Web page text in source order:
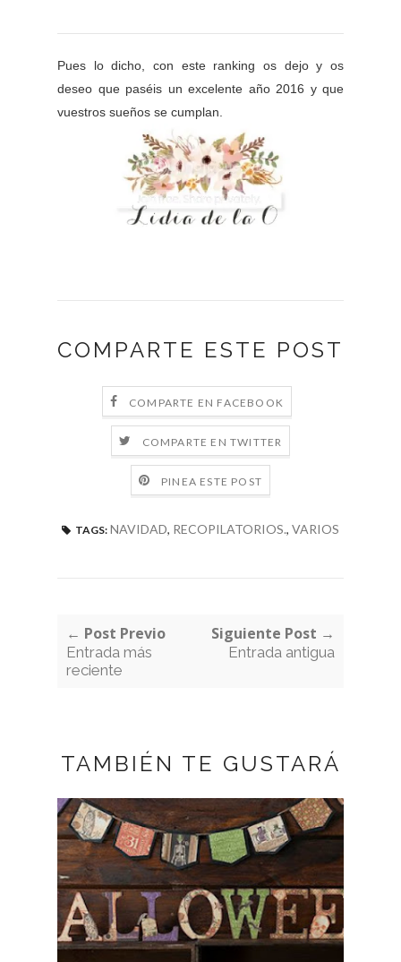
Pues lo dicho, con este ranking os dejo y os
deseo que paséis un excelente año 2016 y que
vuestros sueños se cumplan.
COMPARTE ESTE POST
COMPARTE EN FACEBOOK
COMPARTE EN TWITTER
PINEA ESTE POST
TAGS: NAVIDAD, RECOPILATORIOS., VARIOS
← Post Previo
Entrada más
reciente
Siguiente Post →
Entrada antigua
TAMBIÉN TE GUSTARÁ